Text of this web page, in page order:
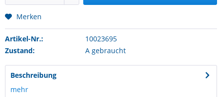
Merken
Artikel-Nr.:
10023695
Zustand:
A gebraucht
Beschreibung
mehr